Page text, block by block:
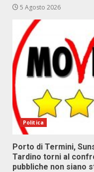
5 Agosto 2026
Politica
Porto di Termini,
Tardino torni al
pubbliche non siano